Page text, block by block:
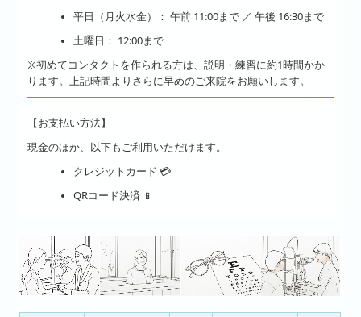
平日（月火水金）：午前 11:00まで ／ 午後 16:30まで
土曜日： 12:00まで
※初めてコンタクトを作られる方は、説明・練習に約1時間かか
ります。上記時間よりさらに早めのご来院をお願いします。
【お支払い方法】
現金のほか、以下もご利用いただけます。
クレジットカード 💳
QRコード決済 📱